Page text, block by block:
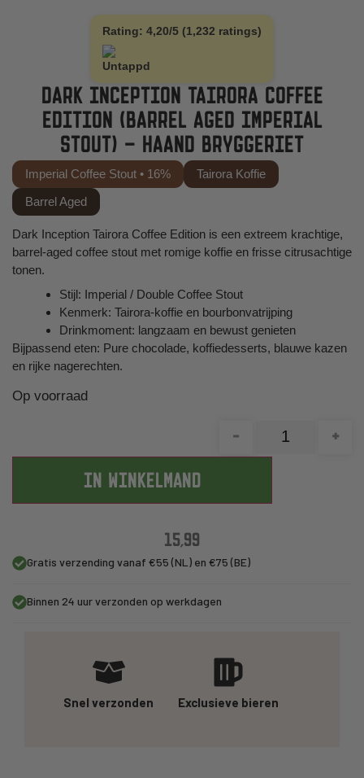
Rating: 4,20/5 (1,232 ratings)
DARK INCEPTION TAIRORA COFFEE
EDITION (BARREL AGED IMPERIAL
STOUT) – HAAND BRYGGERIET
Imperial Coffee Stout • 16%
Tairora Koffie
Barrel Aged
Dark Inception Tairora Coffee Edition is een extreem krachtige,
barrel-aged coffee stout met romige koffie en frisse citrusachtige
tonen.
Stijl: Imperial / Double Coffee Stout
Kenmerk: Tairora-koffie en bourbonvatrijping
Drinkmoment: langzaam en bewust genieten
Bijpassend eten: Pure chocolade, koffiedesserts, blauwe kazen
en rijke nagerechten.
Op voorraad
-
+
IN WINKELMAND
15,99
Gratis verzending vanaf €55 (NL) en €75 (BE)
Binnen 24 uur verzonden op werkdagen
Snel verzonden Exclusieve bieren